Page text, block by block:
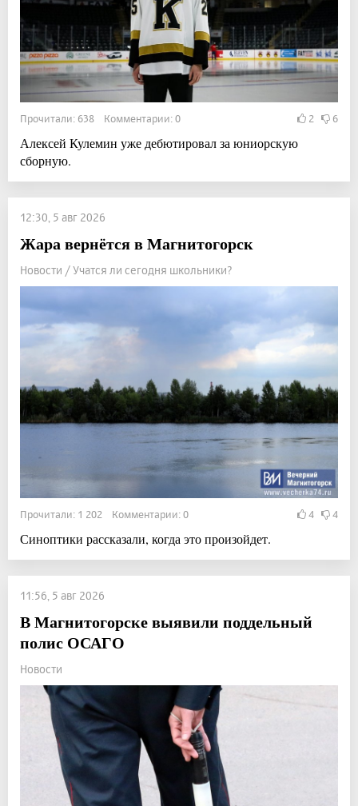
Прочитали: 638 Комментарии: 0 2 6
Алексей Кулемин уже дебютировал за юниорскую
сборную.
12:30, 5 авг 2026
Жара вернётся в Магнитогорск
Новости / Учатся ли сегодня школьники?
Прочитали: 1 202 Комментарии: 0 4 4
Синоптики рассказали, когда это произойдет.
11:56, 5 авг 2026
В Магнитогорске выявили поддельный
полис ОСАГО
Новости